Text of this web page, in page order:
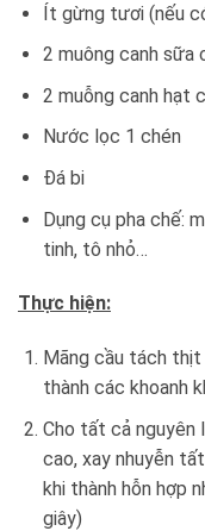
Ít gừng tươi (nếu
2 muông canh sữa
2 muỗng canh hạt
Nước lọc 1 chén
Đá bi
Dụng cụ pha chế:
tinh, tô nhỏ…
Thực hiện:
Mãng cầu tách
thành các khoanh
Cho tất cả nguyên
cao, xay nhuyễn
khi thành hỗn hợp
giây)